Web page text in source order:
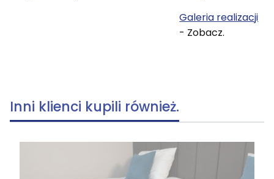
Galeria realizacji
- Zobacz.
Inni klienci kupili również.